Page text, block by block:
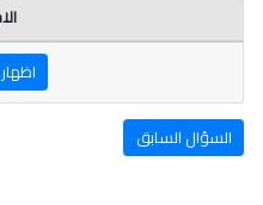
اظهار
السؤال السابق